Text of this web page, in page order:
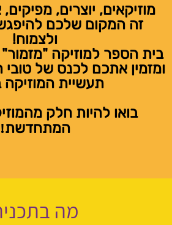
מוזיקאים, יוצרים,
זה המקום שלכם
ולצמוח!
בית הספר למוזיקה
ומזמין אתכם לכנס של טובי
תעשיית
בואו להיות חלק
המתחדשת!
מה